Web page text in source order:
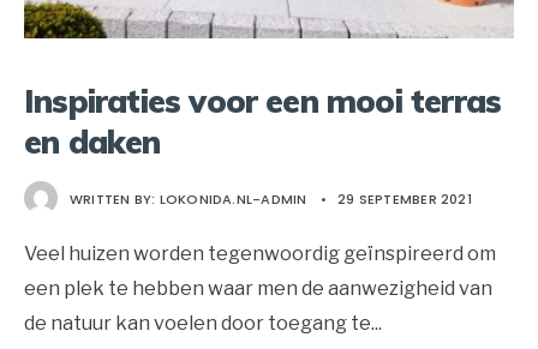
Inspiraties voor een mooi terras
en daken
WRITTEN BY: LOKONIDA.NL-ADMIN • 29 SEPTEMBER 2021
Veel huizen worden tegenwoordig geïnspireerd om
een plek te hebben waar men de aanwezigheid van
de natuur kan voelen door toegang te...